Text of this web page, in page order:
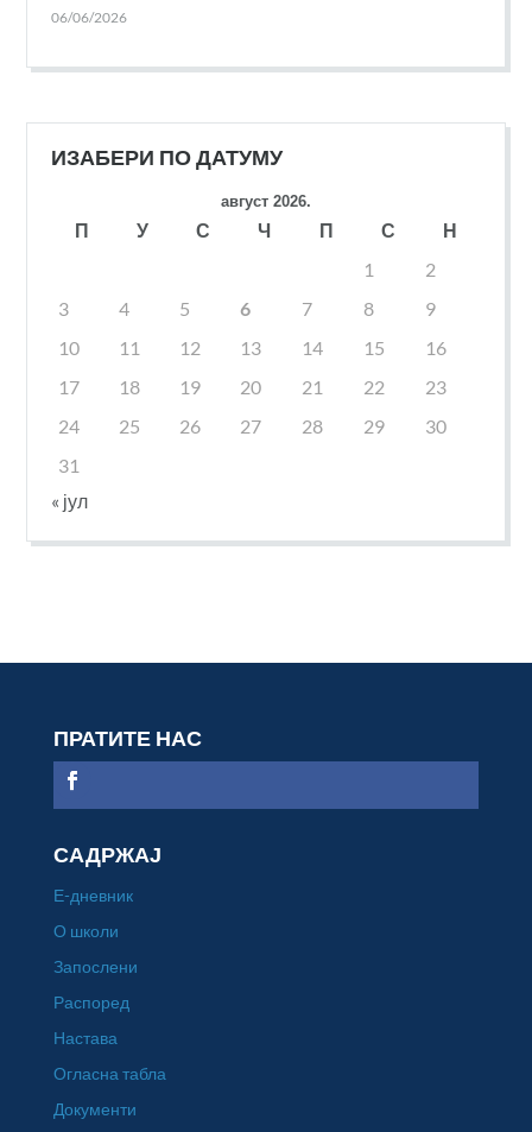
06/06/2026
ИЗАБЕРИ ПО ДАТУМУ
август 2026.
П У С Ч П С
Н
1
2
3
4 5 6 7 8
9
10
11 12 13 14 15
16
17
18 19 20 21 22
23
24
25 26 27 28 29
30
31
« јул
ПРАТИТЕ НАС
САДРЖАЈ
Е-дневник
О школи
Запослени
Распоред
Настава
Огласна табла
Документи